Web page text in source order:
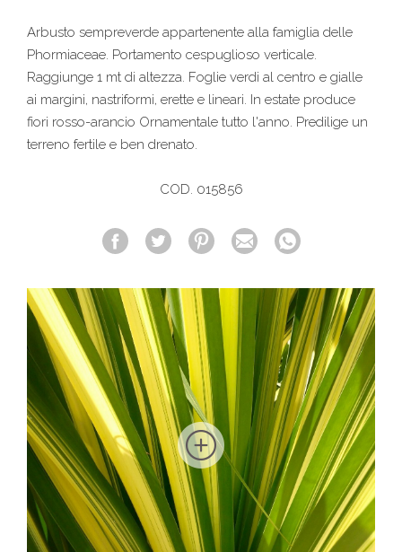
Arbusto sempreverde appartenente alla famiglia delle
Phormiaceae. Portamento cespuglioso verticale.
Raggiunge 1 mt di altezza. Foglie verdi al centro e gialle
ai margini, nastriformi, erette e lineari. In estate produce
fiori rosso-arancio Ornamentale tutto l'anno. Predilige un
terreno fertile e ben drenato.
COD. 015856